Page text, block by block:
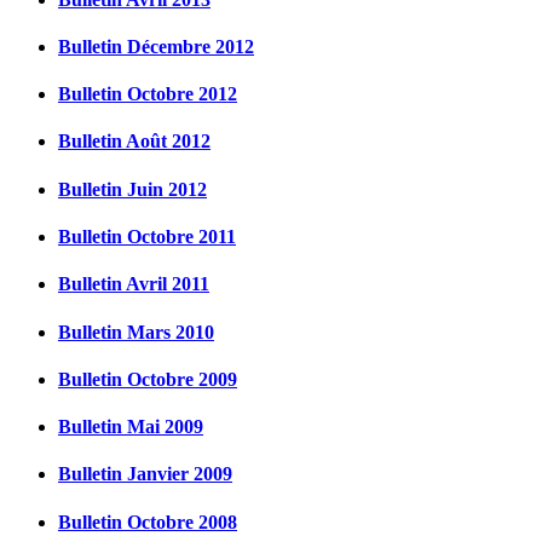
Bulletin Décembre 2012
Bulletin Octobre 2012
Bulletin Août 2012
Bulletin Juin 2012
Bulletin Octobre 2011
Bulletin Avril 2011
Bulletin Mars 2010
Bulletin Octobre 2009
Bulletin Mai 2009
Bulletin Janvier 2009
Bulletin Octobre 2008